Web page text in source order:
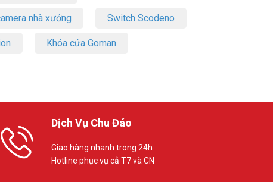
nhà xưởng Switch Scodeno
Khóa cửa Goman
Dịch Vụ Chu Đáo
Giao hàng nhanh trong 24h
Hotline phục vụ cả T7 và CN